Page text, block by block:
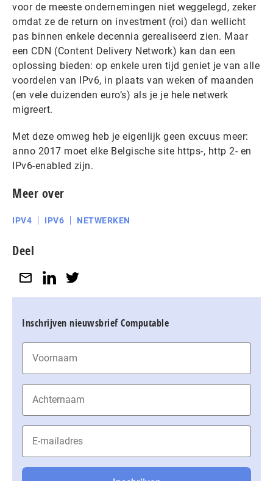
voor de meeste ondernemingen niet weggelegd, zeker
omdat ze de return on investment (roi) dan wellicht
pas binnen enkele decennia gerealiseerd zien. Maar
een CDN (Content Delivery Network) kan dan een
oplossing bieden: op enkele uren tijd geniet je van alle
voordelen van IPv6, in plaats van weken of maanden
(en vele duizenden euro’s) als je je hele netwerk
migreert.
Met deze omweg heb je eigenlijk geen excuus meer:
anno 2017 moet elke Belgische site https-, http 2- en
IPv6-enabled zijn.
Meer over
IPV4 IPV6 NETWERKEN
Deel
Inschrijven nieuwsbrief Computable